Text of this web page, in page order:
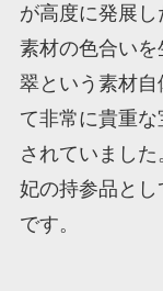
が高度に発展
素材の色合い
翠という素材
て非常に貴重
されていまし
妃の持参品と
です。